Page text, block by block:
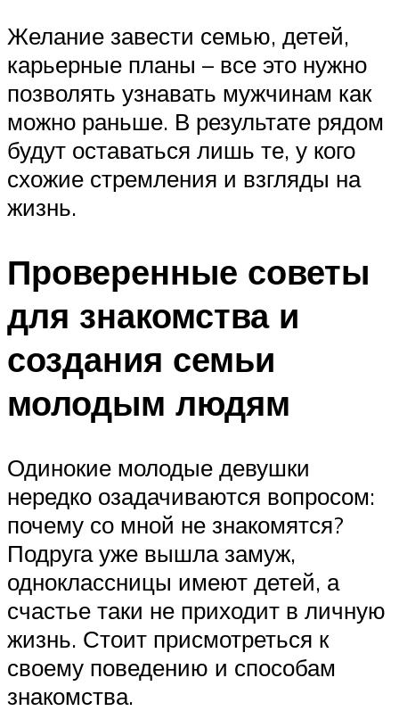
Желание завести семью, детей,
карьерные планы – все это нужно
позволять узнавать мужчинам как
можно раньше. В результате рядом
будут оставаться лишь те, у кого
схожие стремления и взгляды на
жизнь.
Проверенные советы
для знакомства и
создания семьи
молодым людям
Одинокие молодые девушки
нередко озадачиваются вопросом:
почему со мной не знакомятся?
Подруга уже вышла замуж,
одноклассницы имеют детей, а
счастье таки не приходит в личную
жизнь. Стоит присмотреться к
своему поведению и способам
знакомства.